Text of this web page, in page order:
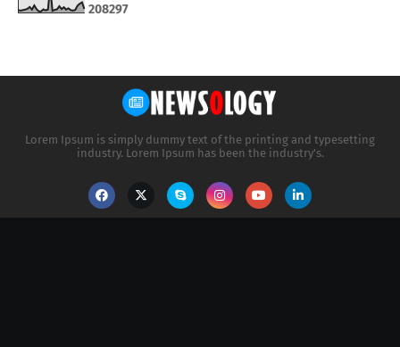
208297
Lorem Ipsum is simply dummy text of the printing and typesetting
industry. Lorem Ipsum has been the industry's.